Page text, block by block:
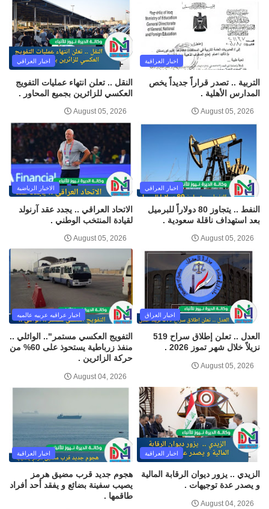
اخبار العراقية
التربية .. تصدر قراراً جديداً يخص
المدارس الأهلية .
August 05, 2026
اخبار العراقي
النقل .. تعلن انتهاء عمليات التفويج
العكسي للزائرين بجميع المحاور .
August 05, 2026
اخبار العراقي
النفط .. يتجاوز 80 دولاراً للبرميل
بعد استهداف ناقلة سعودية .
August 05, 2026
الاخبار الرياضية
الاتحاد العراقي .. يجدد عقد آرنولد
لقيادة المنتخب الوطني .
August 05, 2026
اخبار العراق
العدل .. تعلن إطلاق سراح 519
نزيلاً خلال شهر تموز 2026 .
August 05, 2026
اخبار عراقيه عربيه عالميه
التفويج العكسي مستمر".. الوائلي ..
منفذ زرباطية يستحوذ على 60% من
حركة الزائرين .
August 04, 2026
اخبار العراقية
الزيدي .. يزور ديوان الرقابة المالية
و يصدر عدة توجيهات .
August 04, 2026
اخبار العراقية
هجوم جديد قرب مضيق هرمز
يصيب سفينة بضائع و يفقد أحد أفراد
طاقمها .